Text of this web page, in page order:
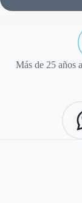
Más de 25 años